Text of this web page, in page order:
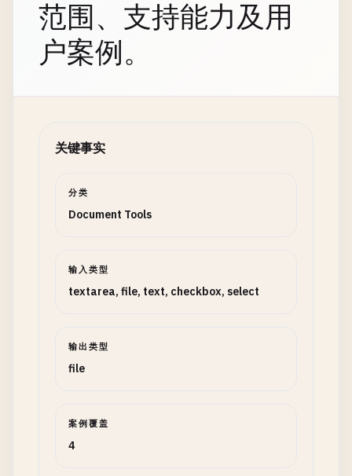
范围、支持能力及用
户案例。
关键事实
分类
Document Tools
输入类型
textarea, file, text, checkbox, select
输出类型
file
案例覆盖
4